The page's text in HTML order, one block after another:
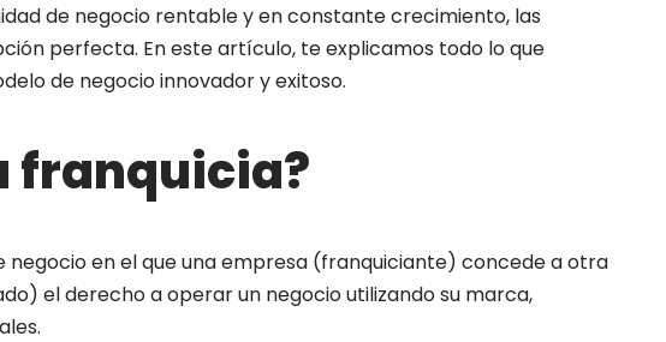
de negocio rentable y en constante crecimiento, las
perfecta. En este artículo, te explicamos todo lo que
de negocio innovador y exitoso.
franquicia?
negocio en el que una empresa (franquiciante) concede a otra
el derecho a operar un negocio utilizando su marca,